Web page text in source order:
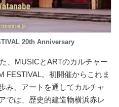
20th Anniversary
、MUSICとARTのカルチャー
FESTIVAL。初開催からこれま
み、アートを通してカルチャ
では、歴史的建造物横浜赤レ